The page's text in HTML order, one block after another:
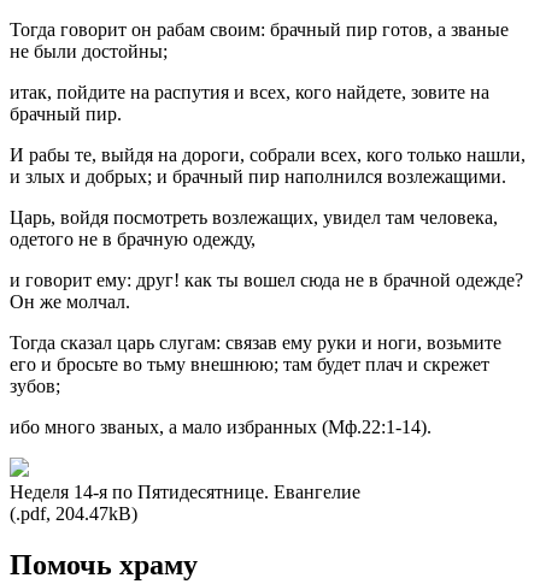
Тогда говорит он рабам своим: брачный пир готов, а званые
не были достойны;
итак, пойдите на распутия и всех, кого найдете, зовите на
брачный пир.
И рабы те, выйдя на дороги, собрали всех, кого только нашли,
и злых и добрых; и брачный пир наполнился возлежащими.
Царь, войдя посмотреть возлежащих, увидел там человека,
одетого не в брачную одежду,
и говорит ему: друг! как ты вошел сюда не в брачной одежде?
Он же молчал.
Тогда сказал царь слугам: связав ему руки и ноги, возьмите
его и бросьте во тьму внешнюю; там будет плач и скрежет
зубов;
ибо много званых, а мало избранных (Мф.22:1-14).
Неделя 14-я по Пятидесятнице. Евангелие
(.pdf, 204.47kB)
Помочь храму